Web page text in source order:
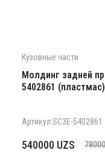
Кузовные части
Молдинг задней
5402861 (пластмас)
Артикул:SC3E-5402861
Первоначальная
540000 UZS
Текущая